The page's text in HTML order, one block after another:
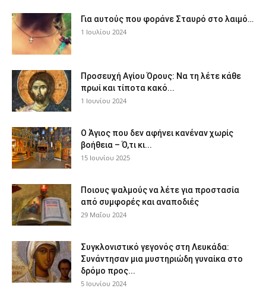
Για αυτούς που φοράνε Σταυρό στο λαιμό…
1 Ιουλίου 2024
Προσευχή Αγίου Όρους: Να τη λέτε κάθε
πρωί και τίποτα κακό...
1 Ιουνίου 2024
Ο Άγιος που δεν αφήνει κανέναν χωρίς
βοήθεια – Ό,τι κι...
15 Ιουνίου 2025
Ποιους ψαλμούς να λέτε για προστασία
από συμφορές και αναποδιές
29 Μαΐου 2024
Συγκλονιστικό γεγονός στη Λευκάδα:
Συνάντησαν μια μυστηριώδη γυναίκα στο
δρόμο προς...
5 Ιουνίου 2024